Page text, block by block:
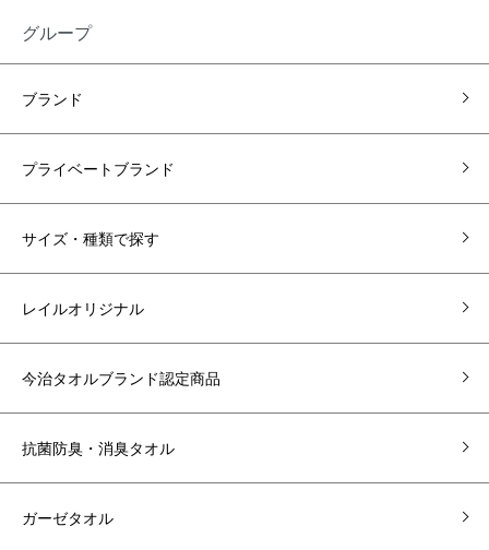
グループ
ブランド
プライベートブランド
サイズ・種類で探す
レイルオリジナル
今治タオルブランド認定商品
抗菌防臭・消臭タオル
ガーゼタオル